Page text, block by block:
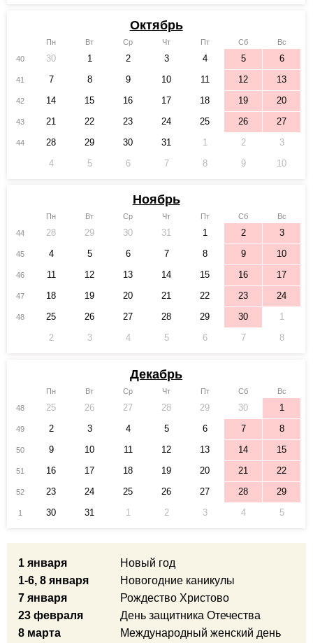
Октябрь
Пн Вт Ср Чт Пт Сб
Вс
40
30 1 2 3 4 5 6
41 7 8 9 10 11 12 13
42 14 15 16 17 18 19 20
43 21 22 23 24 25 26 27
44 28 29 30 31 1 2
3
4
5 6 7 8 9 10
Ноябрь
Пн Вт Ср Чт Пт Сб
Вс
44
28 29 30 31 1 2 3
45 4 5 6 7 8 9 10
46 11 12 13 14 15 16 17
47 18 19 20 21 22 23 24
48 25 26 27 28 29 30
1
2
3 4 5 6 7 8
Декабрь
Пн Вт Ср Чт Пт Сб
Вс
48
25 26 27 28 29 30 1
49 2 3 4 5 6 7 8
50 9 10 11 12 13 14 15
51 16 17 18 19 20 21 22
52 23 24 25 26 27 28 29
1 30 31 1 2 3 4 5
1 января
Новый год
1-6, 8 января
Новогодние каникулы
7 января
Рождество Христово
23 февраля
День защитника Отечества
8 марта
Международный женский день